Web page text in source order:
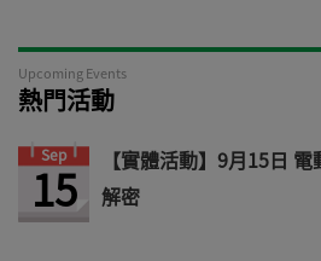
Upcoming Events
熱門活動
Sep
15
【實體活動】9月15日
解密